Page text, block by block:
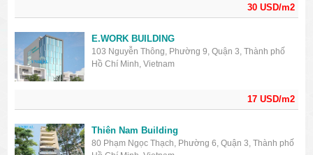
30 USD/m2
17 USD/m2
E.WORK BUILDING
103 Nguyễn Thông, Phường 9, Quận 3, Thành phố
Hồ Chí Minh, Vietnam
Thiên Nam Building
80 Phạm Ngọc Thạch, Phường 6, Quận 3, Thành phố